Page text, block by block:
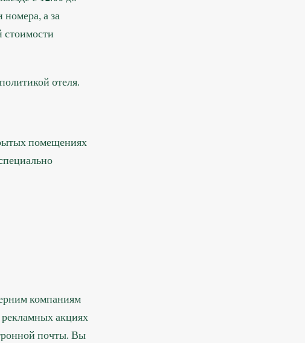
номера, а за
стоимости
отеля.
помещениях
компаниям
акциях
почты. Вы